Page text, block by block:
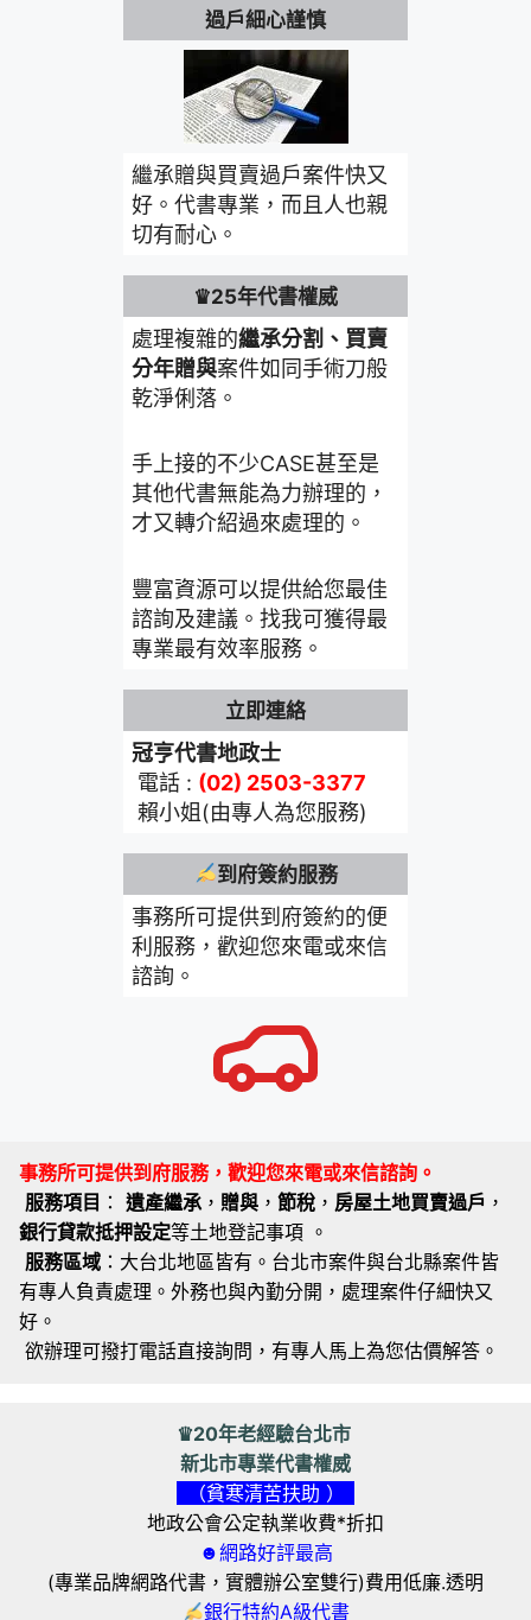
過戶細心謹慎
繼承贈與買賣過戶案件快又
好。代書專業，而且人也親
切有耐心。
♛25年代書權威
處理複雜的繼承分割、買賣
分年贈與案件如同手術刀般
乾淨俐落。
手上接的不少CASE甚至是
其他代書無能為力辦理的，
才又轉介紹過來處理的。
豐富資源可以提供給您最佳
諮詢及建議。找我可獲得最
專業最有效率服務。
立即連絡
冠亨代書地政士
電話 : (02) 2503-3377
賴小姐(由專人為您服務)
到府簽約服務
事務所可提供到府簽約的便
利服務，歡迎您來電或來信
諮詢。
事務所可提供到府服務，歡迎您來電或來信諮詢。
服務項目 ： 遺產繼承 ， 贈與 ， 節稅 ， 房屋土地買賣過戶 ，
銀行貸款抵押設定等土地登記事項 。
服務區域 ：大台北地區皆有。台北市案件與台北縣案件皆
有專人負責處理。外務也與內勤分開，處理案件仔細快又
好。
欲辦理可撥打電話直接詢問，有專人馬上為您估價解答。
♛20年老經驗台北市
新北市專業代書權威
（貧寒清苦扶助 ）
地政公會公定執業收費*折扣
☻網路好評最高
(專業品牌網路代書，實體辦公室雙行)費用低廉.透明
銀行特約A級代書